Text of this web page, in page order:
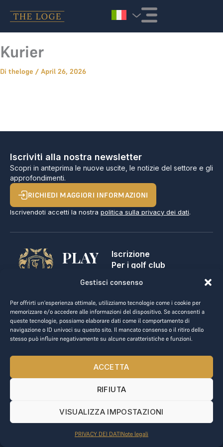
Gestisci consenso
Per offrirti un'esperienza ottimale, utilizziamo tecnologie come i cookie per
memorizzare e/o accedere alle informazioni del dispositivo. Se acconsenti a
queste tecnologie, possiamo elaborare dati come il comportamento di
navigazione o ID univoci su questo sito. Il mancato consenso o il ritiro dello
stesso può influire negativamente su alcune caratteristiche e funzioni.
ACCETTA
RIFIUTA
VISUALIZZA IMPOSTAZIONI
PRIVACY DEI DATINote legali
Kurier
Di theloge / April 26, 2026
Iscriviti alla nostra newsletter
Scopri in anteprima le nuove uscite, le notizie del settore e gli
approfondimenti.
RICHIEDI MAGGIORI INFORMAZIONI
Iscrivendoti accetti la nostra politica sulla privacy dei dati.
PLAY
GOLF,
BUSINESS.
Iscrizione
Per i golf club
Note legali
Termini e condizioni
Privacy dei dati
kontakt@the-loge.com
Il nostro team è qui per aiutarti.
Dal lunedì al venerdì, dalle 8:00 alle 17:00.
© 2025 The LOGE. Tutti i diritti riservati.